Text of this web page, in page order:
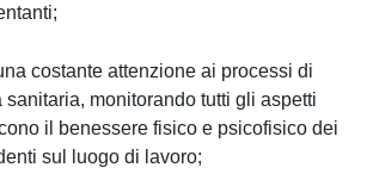
costante attenzione ai processi di
sanitaria, monitorando tutti gli aspetti
il benessere fisico e psicofisico dei
sul luogo di lavoro;